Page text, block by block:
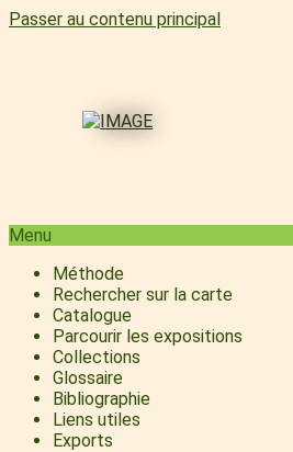
Passer au contenu principal
Menu
Méthode
Rechercher sur la carte
Catalogue
Parcourir les expositions
Collections
Glossaire
Bibliographie
Liens utiles
Exports